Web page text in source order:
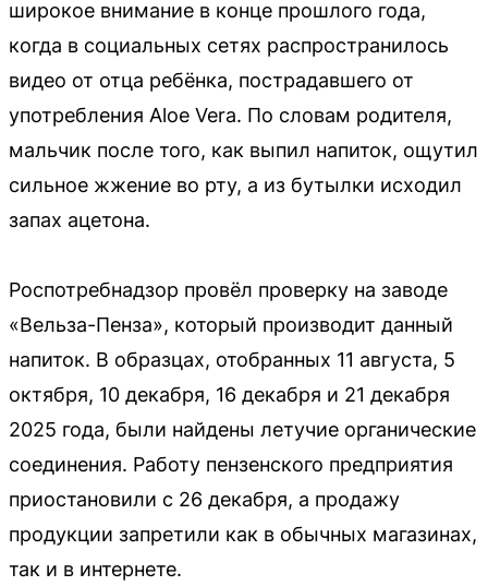
широкое внимание в конце прошлого года,
когда в социальных сетях распространилось
видео от отца ребёнка, пострадавшего от
употребления Aloe Vera. По словам родителя,
мальчик после того, как выпил напиток, ощутил
сильное жжение во рту, а из бутылки исходил
запах ацетона.
Роспотребнадзор провёл проверку на заводе
«Вельза-Пенза», который производит данный
напиток. В образцах, отобранных 11 августа, 5
октября, 10 декабря, 16 декабря и 21 декабря
2025 года, были найдены летучие органические
соединения. Работу пензенского предприятия
приостановили с 26 декабря, а продажу
продукции запретили как в обычных магазинах,
так и в интернете.